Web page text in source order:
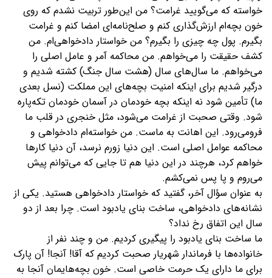
خواسته که می‌گویید غرامت؟ من این‌طور تربیت نشدم که روی
خون بچه‌ام ارزش‌گذاری کنم و صلح‌نامه‌ای امضا کنم و غرامت
بگیرم. پول چه چیزی را بگیرم؟ من خواستار دادخواهی‌ام. من
کشف حقیقت را می‌خواهم. من محاکمه آمر و عامل اصلی را
می‌خواهم. ما سال‌های سال (هشت سال جنگ) کشته شدیم و
درگیر شدیم برای اینکه امنیت بچه‌های این مملکت (نسل بعدی
ما) تأمین شود نه اینکه بچه خودمان در آسمان خودمان تکه‌پاره
شود. وقتی صحبت از غرامت می‌شود، مثل خنجری در قلب ما
فرومی‌رود. این اهانت به ماست. من خواسته‌ام دادخواهی و
محاکمه عوامل اصلی است. این دنیا زورم نرسد، آن دنیا کارها
خواهم کرد، هرچند در این دنیا هم تا جایی که می‌توانم پیش
می‌روم و پا پس نمی‌کشم.
به عنوان سؤال آخر، گفتید که خواستار دادخواهی هستید. یکی از
نشانه‌های دادخواهی، ساخت بنای یادبود است. چرا بعد از دو
سال این اتفاق رخ نداد؟
ما ساخت بنای یادبود را پیگیری کردیم. من و چند نفر از
خانواده‌ها با فرماندار شهریار صحبت کردیم که آقا! آنجا! آن پارک
برای ما دارای یک حرمت خاصی است. خون بچه‌هایمان آنجا به